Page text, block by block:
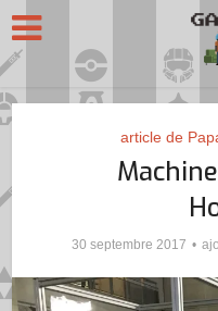
article de
30 septembre 2017